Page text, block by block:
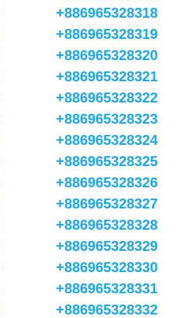
+886965328318
+886965328319
+886965328320
+886965328321
+886965328322
+886965328323
+886965328324
+886965328325
+886965328326
+886965328327
+886965328328
+886965328329
+886965328330
+886965328331
+886965328332